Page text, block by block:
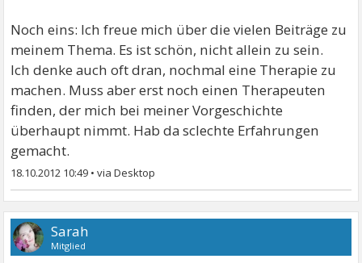
Noch eins: Ich freue mich über die vielen Beiträge zu
meinem Thema. Es ist schön, nicht allein zu sein.
Ich denke auch oft dran, nochmal eine Therapie zu
machen. Muss aber erst noch einen Therapeuten
finden, der mich bei meiner Vorgeschichte
überhaupt nimmt. Hab da sclechte Erfahrungen
gemacht.
18.10.2012 10:49 •
Sarah
Mitglied